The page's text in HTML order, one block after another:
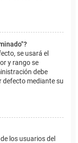
se usará el
y rango se
debe
defecto mediante su
los usuarios del